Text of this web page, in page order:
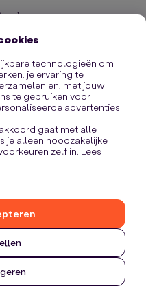
.
technologieën om
je ervaring te
en, met jouw
te gebruiken voor
advertenties.
gaat met alle
je alleen noodzakelijke
zelf in. Lees